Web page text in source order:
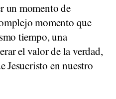
un momento de
momento que
tiempo, una
el valor de la verdad,
Jesucristo en nuestro